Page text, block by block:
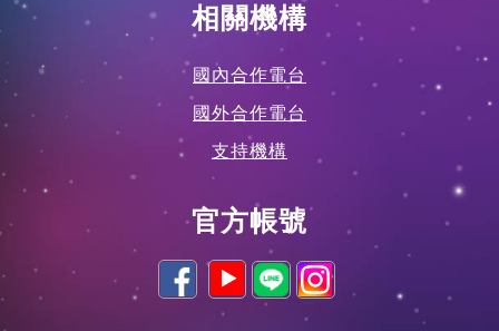
相關機構
國內合作電台
國外合作電台
支持機構
官方帳號